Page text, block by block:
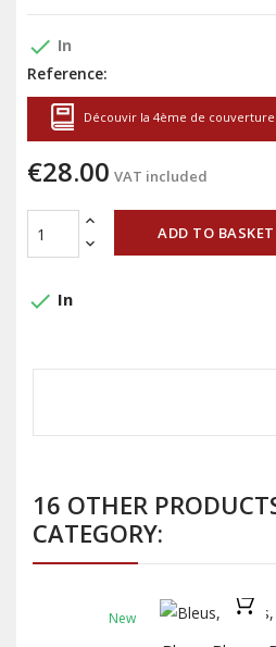
done In
Reference:
Découvir la 4ème de couverture
€28.00 VAT included
ADD TO BASKET
done In
16 OTHER
CATEGORY:
New